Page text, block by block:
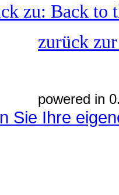
zu: Back to
zurück
powered in
Sie Ihre